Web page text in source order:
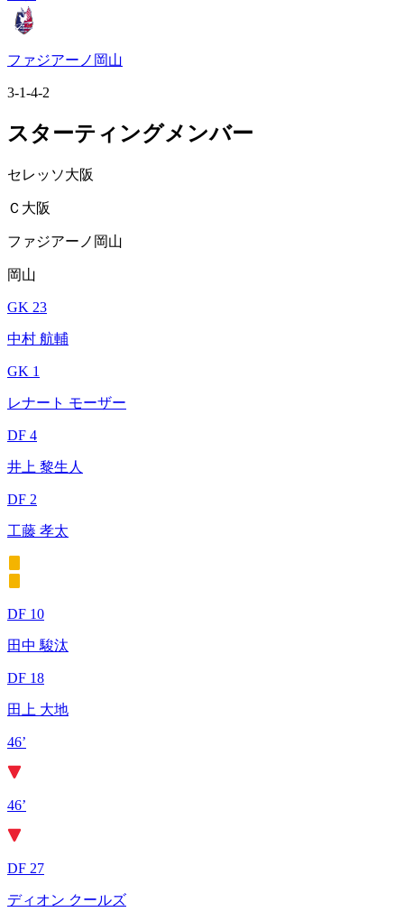
ファジアーノ岡山
3-1-4-2
スターティングメンバー
セレッソ大阪
Ｃ大阪
ファジアーノ岡山
岡山
GK 23
中村 航輔
GK 1
レナート モーザー
DF 4
井上 黎生人
DF 2
工藤 孝太
DF 10
田中 駿汰
DF 18
田上 大地
46’
46’
DF 27
ディオン クールズ